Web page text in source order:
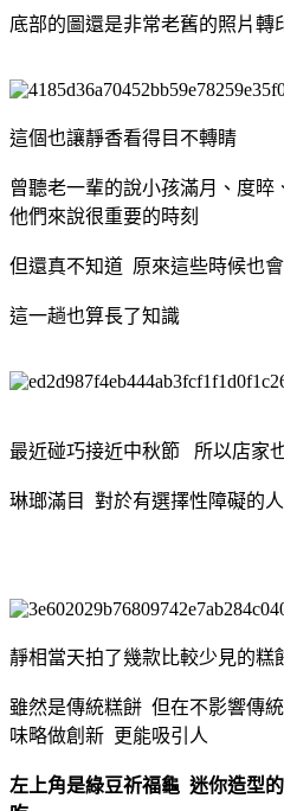
底部的圖還是非常老舊的照片
這個也讓靜香看得目不轉睛
曾聽老一輩的說小孩滿月、度
他們來說很重要的時刻
但還真不知道 原來這些時候也
這一趟也算長了知識
最近碰巧接近中秋節 所以店家
琳瑯滿目 對於有選擇性障礙的
靜相當天拍了幾款比較少見的糕
雖然是傳統糕餅 但在不影響傳
味略做創新 更能吸引人
左上角是綠豆祈福龜 迷你造型